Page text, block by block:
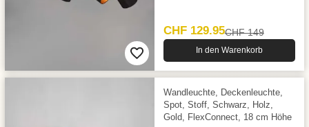
CHF 129.95CHF 149
In den Warenkorb
Wandleuchte, Deckenleuchte,
Spot, Stoff, Schwarz, Holz,
Gold, FlexConnect, 18 cm Höhe